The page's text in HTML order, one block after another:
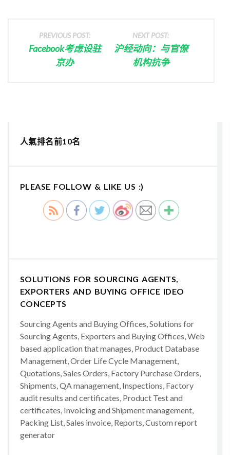
PREVIOUS POST:
Facebook考虑设驻
京办
NEXT POST:
沪经动向：与官僚
机构抗争
人氣排名前10名
PLEASE FOLLOW & LIKE US :)
SOLUTIONS FOR SOURCING AGENTS,
EXPORTERS AND BUYING OFFICE IDEO
CONCEPTS
Sourcing Agents and Buying Offices, Solutions for
Sourcing Agents, Exporters and Buying Offices, Web
based application that manages, Product Database
Management, Order Life Cycle Management,
Quotations, Sales Orders, Factory Purchase Orders,
Shipments, QA management, Inspections, Factory
audit results and certificates, Product Test and
certificates, Invoicing and Shipment management,
Packing List, Sales invoice, Reports, Custom report
generator